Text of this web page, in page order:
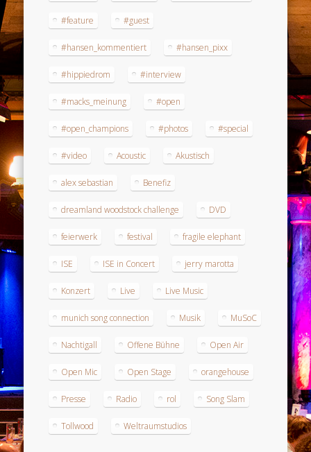
#feature #guest
#hansen_kommentiert #hansen_pixx
#hippiedrom #interview
#macks_meinung #open
#open_champions #photos #special
#video Acoustic Akustisch
alex sebastian Benefiz
dreamland woodstock challenge DVD
feierwerk festival fragile elephant
ISE ISE in Concert jerry marotta
Konzert Live Live Music
munich song connection Musik MuSoC
Nachtigall Offene Bühne Open Air
Open Mic Open Stage orangehouse
Presse Radio rol Song Slam
Tollwood Weltraumstudios